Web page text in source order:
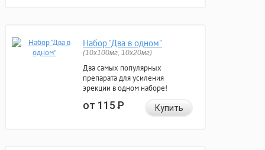
Набор "Два в одном"
(10x100мг, 10x20мг)
Два самых популярных
препарата для усиления
эрекции в одном наборе!
от 115Р Купить